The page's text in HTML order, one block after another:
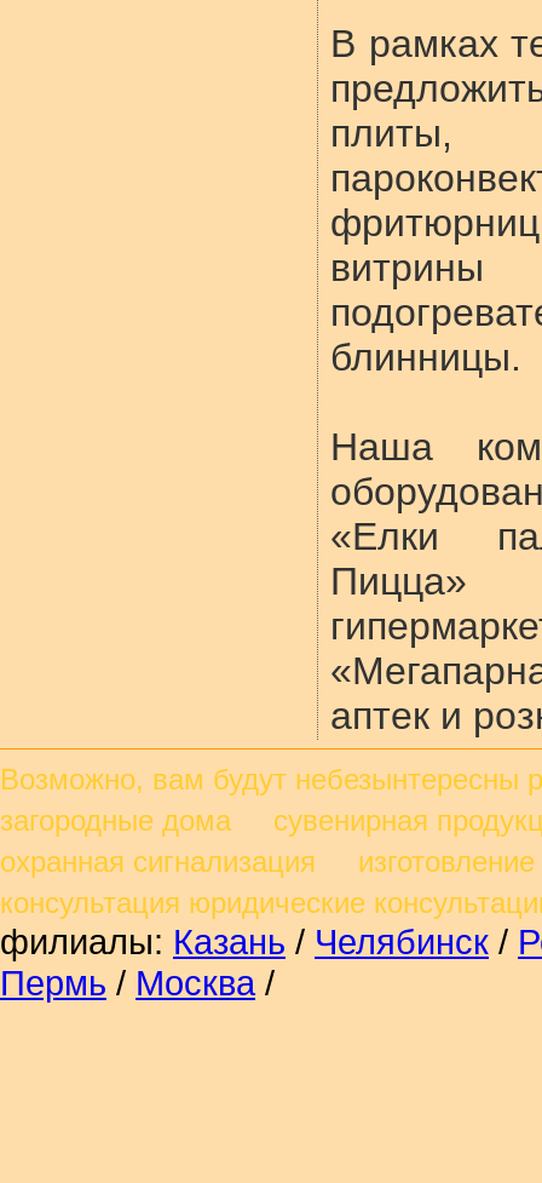
В рамках
плиты,
блинницы.
Наша
«Елки
Пицца»
аптек и
Возможно, вам будут небезынтересны
загородные дома сувенирная
охранная сигнализация
консультация юридические
филиалы: Казань / Челябинск /
Пермь / Москва/